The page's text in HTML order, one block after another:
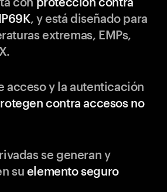
, y está diseñado para
extremas, EMPs,
acceso y la autenticación
contra accesos no
se generan y
su elemento seguro